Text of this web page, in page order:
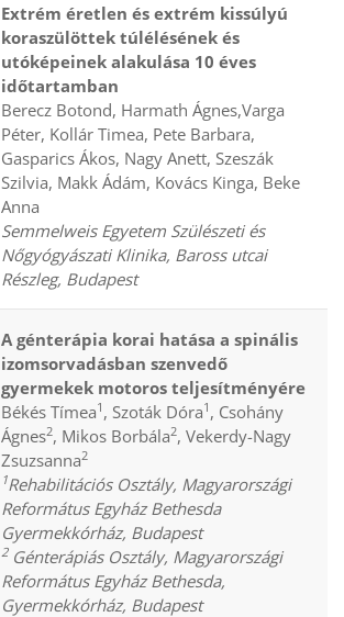
Extrém éretlen és extrém kissúlyú
koraszülöttek túlélésének és
utóképeinek alakulása 10 éves
időtartamban
Berecz Botond, Harmath Ágnes,Varga
Péter, Kollár Timea, Pete Barbara,
Gasparics Ákos, Nagy Anett, Szeszák
Szilvia, Makk Ádám, Kovács Kinga, Beke
Anna
Semmelweis Egyetem Szülészeti és
Nőgyógyászati Klinika, Baross utcai
Részleg, Budapest
A génterápia korai hatása a spinális
izomsorvadásban szenvedő
gyermekek motoros teljesítményére
Békés Tímea1 , Szoták Dóra1 , Csohány
Ágnes2, Mikos Borbála2, Vekerdy-Nagy
Zsuzsanna2
1Rehabilitációs Osztály, Magyarországi
Református Egyház Bethesda
Gyermekkórház, Budapest
2Génterápiás Osztály, Magyarországi
Református Egyház Bethesda,
Gyermekkórház, Budapest